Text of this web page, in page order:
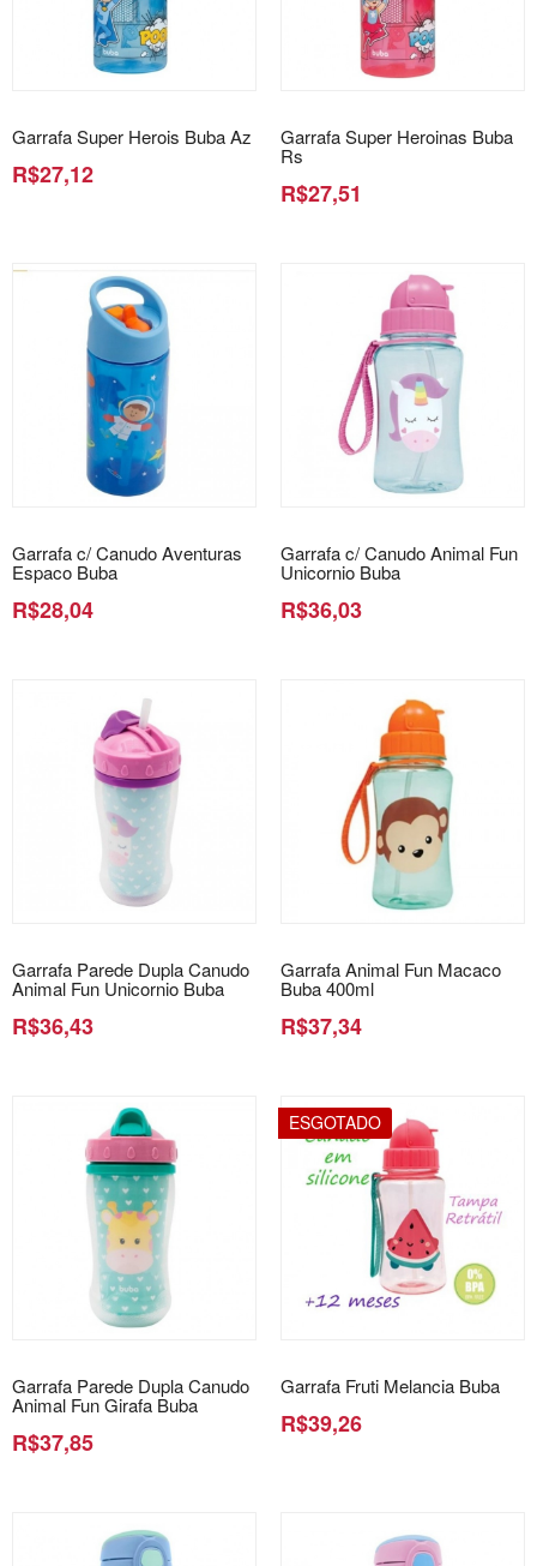
Garrafa Super Herois Buba Az
R$27,12
Garrafa Super Heroinas Buba
Rs
R$27,51
Garrafa c/ Canudo Aventuras
Espaco Buba
R$28,04
Garrafa c/ Canudo Animal Fun
Unicornio Buba
R$36,03
Garrafa Parede Dupla Canudo
Animal Fun Unicornio Buba
R$36,43
Garrafa Animal Fun Macaco
Buba 400ml
R$37,34
Garrafa Parede Dupla Canudo
Animal Fun Girafa Buba
R$37,85
ESGOTADO
Garrafa Fruti Melancia Buba
R$39,26